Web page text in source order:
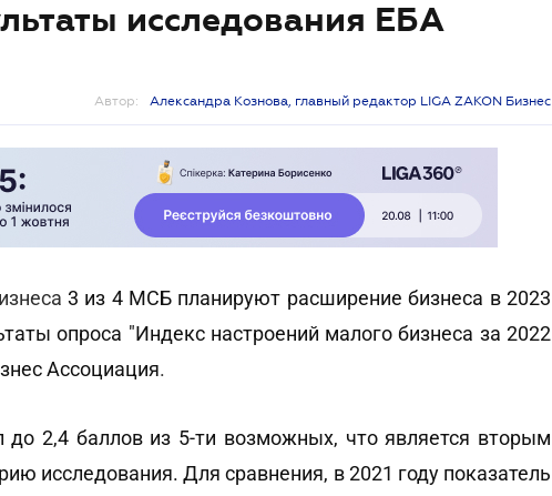
исследования ЕБА
Автор: Александра Кознова, главный редактор LIGA ZAKON Бизнес
3 из 4 МСБ планируют расширение бизнеса в 2023
опроса "Индекс настроений малого бизнеса за 2022
Ассоциация.
до 2,4 баллов из 5-ти возможных, что является вторым
исследования. Для сравнения, в 2021 году показатель